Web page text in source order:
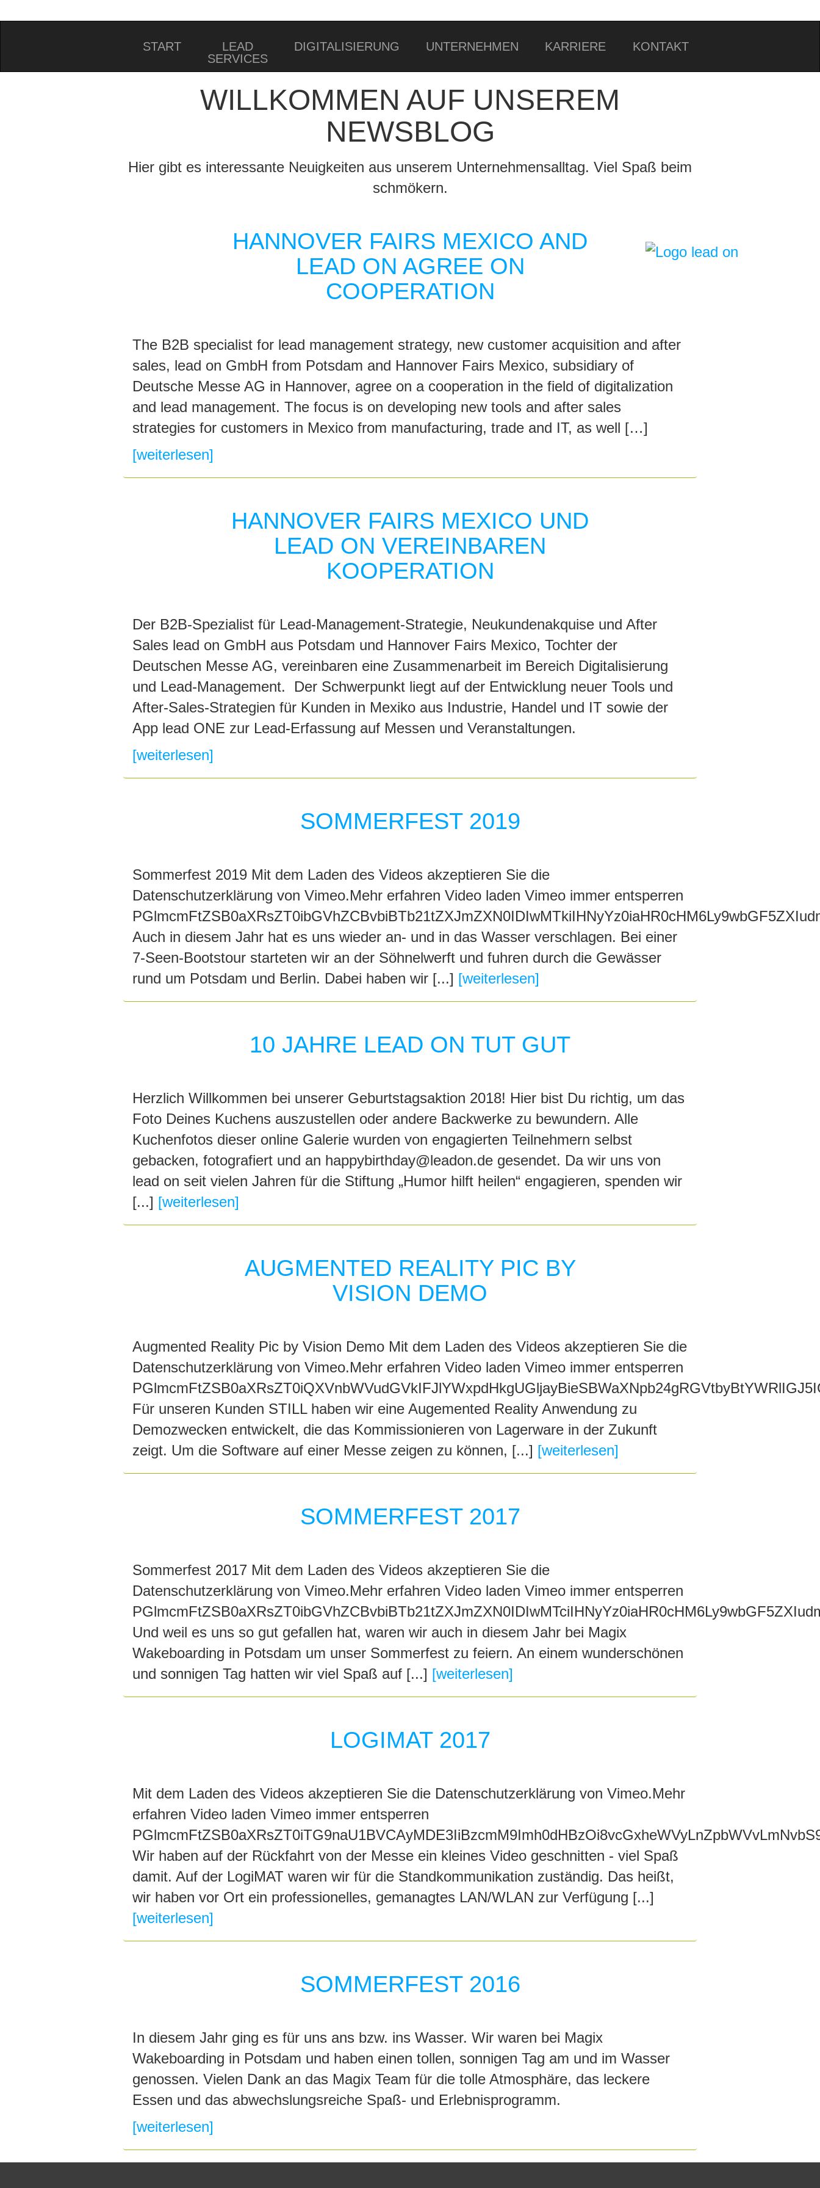
START
LEAD
SERVICES
DIGITALISIERUNG UNTERNEHMEN KARRIERE KONTAKT
WILLKOMMEN AUF UNSEREM
NEWSBLOG
Hier gibt es interessante Neuigkeiten aus unserem Unternehmensalltag. Viel Spaß beim
schmökern.
HANNOVER FAIRS MEXICO AND
LEAD ON AGREE ON
COOPERATION
The B2B specialist for lead management strategy, new customer acquisition and after
sales, lead on GmbH from Potsdam and Hannover Fairs Mexico, subsidiary of
Deutsche Messe AG in Hannover, agree on a cooperation in the field of digitalization
and lead management. The focus is on developing new tools and after sales
strategies for customers in Mexico from manufacturing, trade and IT, as well […]
[weiterlesen]
HANNOVER FAIRS MEXICO UND
LEAD ON VEREINBAREN
KOOPERATION
Der B2B-Spezialist für Lead-Management-Strategie, Neukundenakquise und After
Sales lead on GmbH aus Potsdam und Hannover Fairs Mexico, Tochter der
Deutschen Messe AG, vereinbaren eine Zusammenarbeit im Bereich Digitalisierung
und Lead-Management. Der Schwerpunkt liegt auf der Entwicklung neuer Tools und
After-Sales-Strategien für Kunden in Mexiko aus Industrie, Handel und IT sowie der
App lead ONE zur Lead-Erfassung auf Messen und Veranstaltungen.
[weiterlesen]
SOMMERFEST 2019
Sommerfest 2019 Mit dem Laden des Videos akzeptieren Sie die
Datenschutzerklärung von Vimeo.Mehr erfahren Video laden Vimeo immer entsperren
Auch in diesem Jahr hat es uns wieder an- und in das Wasser verschlagen. Bei einer
7-Seen-Bootstour starteten wir an der Söhnelwerft und fuhren durch die Gewässer
rund um Potsdam und Berlin. Dabei haben wir [...] [weiterlesen]
10 JAHRE LEAD ON TUT GUT
Herzlich Willkommen bei unserer Geburtstagsaktion 2018! Hier bist Du richtig, um das
Foto Deines Kuchens auszustellen oder andere Backwerke zu bewundern. Alle
Kuchenfotos dieser online Galerie wurden von engagierten Teilnehmern selbst
gebacken, fotografiert und an happybirthday@leadon.de gesendet. Da wir uns von
lead on seit vielen Jahren für die Stiftung „Humor hilft heilen“ engagieren, spenden wir
[...] [weiterlesen]
AUGMENTED REALITY PIC BY
VISION DEMO
Augmented Reality Pic by Vision Demo Mit dem Laden des Videos akzeptieren Sie die
Datenschutzerklärung von Vimeo.Mehr erfahren Video laden Vimeo immer entsperren
Für unseren Kunden STILL haben wir eine Augemented Reality Anwendung zu
Demozwecken entwickelt, die das Kommissionieren von Lagerware in der Zukunft
zeigt. Um die Software auf einer Messe zeigen zu können, [...] [weiterlesen]
SOMMERFEST 2017
Sommerfest 2017 Mit dem Laden des Videos akzeptieren Sie die
Datenschutzerklärung von Vimeo.Mehr erfahren Video laden Vimeo immer entsperren
Und weil es uns so gut gefallen hat, waren wir auch in diesem Jahr bei Magix
Wakeboarding in Potsdam um unser Sommerfest zu feiern. An einem wunderschönen
und sonnigen Tag hatten wir viel Spaß auf [...] [weiterlesen]
LOGIMAT 2017
Mit dem Laden des Videos akzeptieren Sie die Datenschutzerklärung von Vimeo.Mehr
erfahren Video laden Vimeo immer entsperren
Wir haben auf der Rückfahrt von der Messe ein kleines Video geschnitten - viel Spaß
damit. Auf der LogiMAT waren wir für die Standkommunikation zuständig. Das heißt,
wir haben vor Ort ein professionelles, gemanagtes LAN/WLAN zur Verfügung [...]
[weiterlesen]
SOMMERFEST 2016
In diesem Jahr ging es für uns ans bzw. ins Wasser. Wir waren bei Magix
Wakeboarding in Potsdam und haben einen tollen, sonnigen Tag am und im Wasser
genossen. Vielen Dank an das Magix Team für die tolle Atmosphäre, das leckere
Essen und das abwechslungsreiche Spaß- und Erlebnisprogramm.
[weiterlesen]